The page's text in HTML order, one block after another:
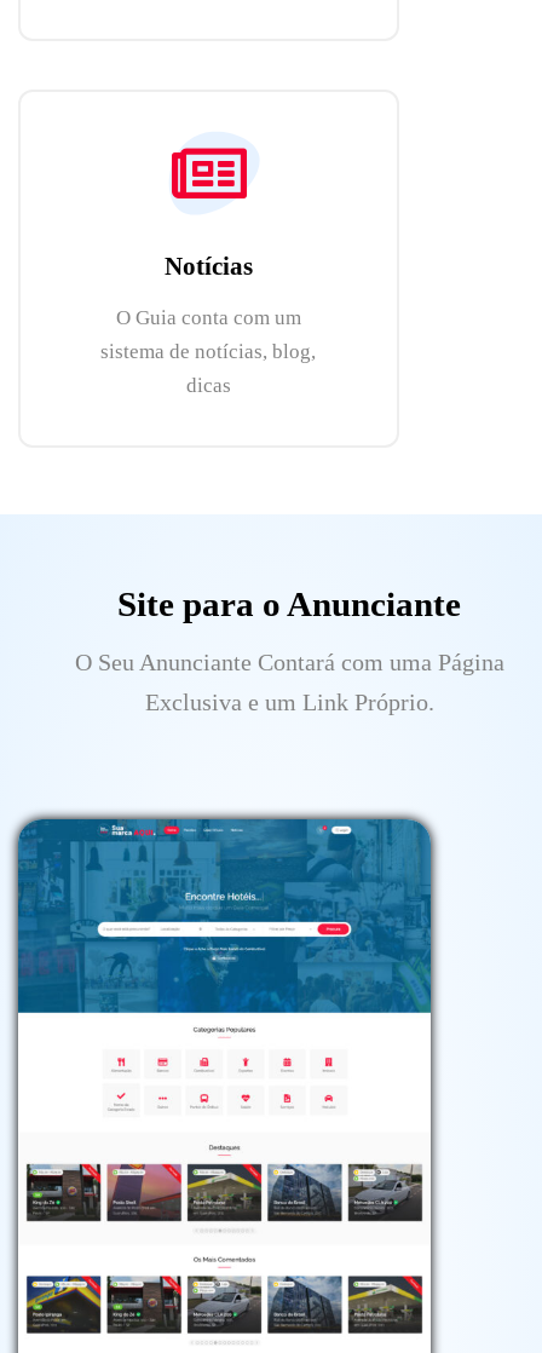
Notícias
O Guia conta com um
sistema de notícias, blog,
dicas
Site para o Anunciante
O Seu Anunciante Contará com uma Página
Exclusiva e um Link Próprio.